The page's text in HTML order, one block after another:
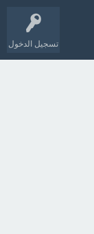
تسجيل الدخول